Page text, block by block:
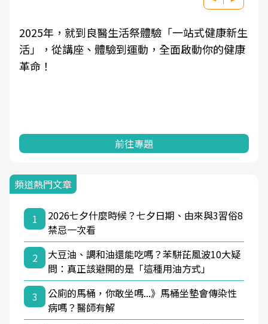
2025年，就到良醫生活祭體驗「一站式健康新生
活」，從講座、體驗到運動，全面啟動你的健康
革命！
前往專題
頻道熱門文章
1
2026七夕什麼時候？七夕日期、由來與3習俗8
禁忌一次看
2
大豆油、調和油還能吃嗎？苯駢芘風波10大疑
問：真正該避開的是「這種用油方式」
3
公廁的馬桶，你敢坐嗎...》馬桶坐墊會傳染性
病嗎？醫師有解